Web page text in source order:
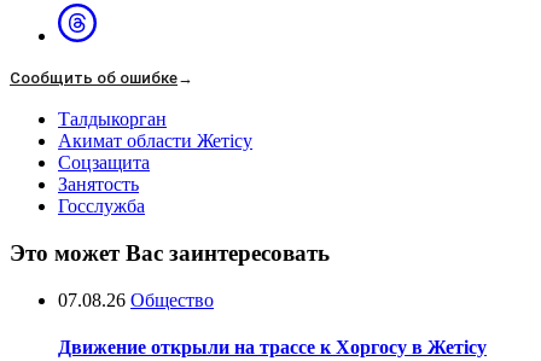
Сообщить об ошибке→
Талдыкорган
Акимат области Жетісу
Соцзащита
Занятость
Госслужба
Это может Вас заинтересовать
07.08.26 Общество
Движение открыли на трассе к Хоргосу в Жетісу